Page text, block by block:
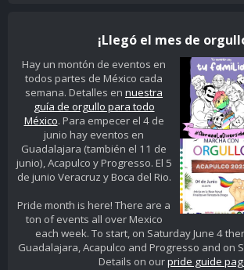
¡Llegó el mes de
Hay un montón de eventos en
todos partes de México cada
semana. Detalles en nuestra
guía de orgullo para todo
México. Para empecer el 4 de
junio hay eventos en
Guadalajara (también el 11 de
junio), Acapulco y Progresso. El 5
de junio Veracruz y Boca del Rio.
Pride month is here! There are a
ton of events all over Mexico
each week. To start, on Saturday June 4
Guadalajara, Acapulco and Progresso and on
Details on ourpride guide